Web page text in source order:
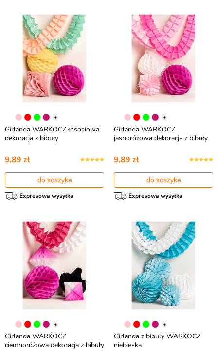
+
Girlanda WARKOCZ łososiowa
dekoracja z bibuły
9,89 zł
do koszyka
Expresowa wysyłka
+
Girlanda WARKOCZ
jasnoróżowa dekoracja z bibuły
9,89 zł
do koszyka
Expresowa wysyłka
+
Girlanda WARKOCZ
ciemnoróżowa dekoracja z bibuły
+
Girlanda z bibuły WARKOCZ
niebieska